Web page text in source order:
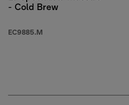
- Cold Brew
EC9885.M